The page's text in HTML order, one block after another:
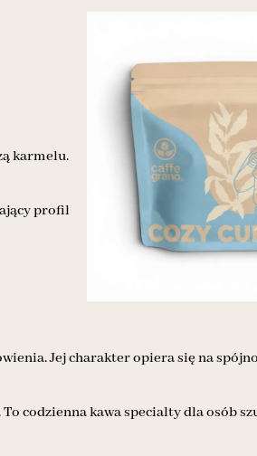
karmelu.
profil
Jej charakter opiera się na
codzienna kawa specialty dla osób